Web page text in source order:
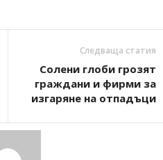
Следваща статия
Солени глоби грозят
граждани и фирми за
изгаряне на отпадъци